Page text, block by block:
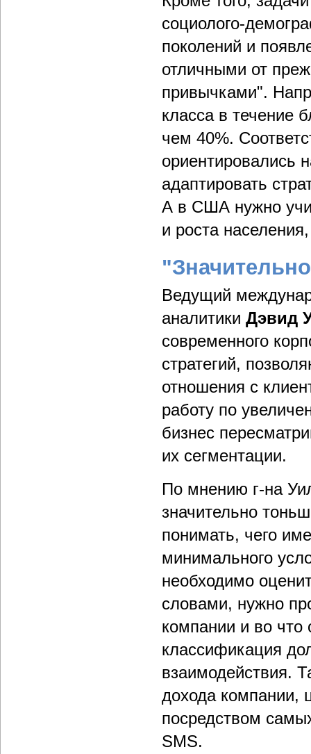
социолого-
поколений и
отличными от
привычками".
класса в течение
чем 40%.
ориентировались
адаптировать
А в США нужно
и роста
Ведущий
аналитики Дэвид
современного
стратегий,
отношения с
работу по
бизнес
их сегментации.
По мнению г-на
значительно
понимать, чего
минимального
необходимо
словами, нужно
компании и во что
классификация
взаимодействия.
дохода компании,
посредством
SMS.